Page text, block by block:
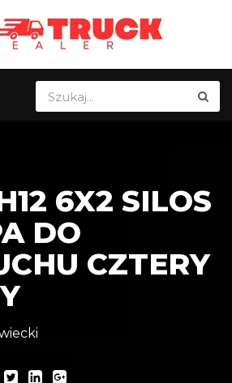
6X2 SILOS
DO
CZTERY